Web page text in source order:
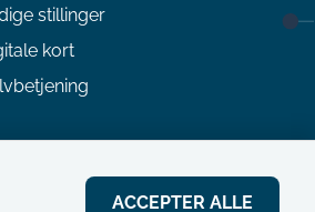
stillinger
kort
ACCEPTER ALLE